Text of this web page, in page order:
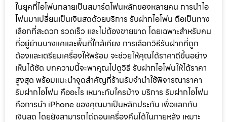
ในยุคที่ไอโฟนกลายเป็นสมาร์ตโฟนหลักของหลายคน การนำไอ
โฟนมาเปลี่ยนเป็นเงินสดด้วยบริการ รับฝากไอโฟน ถือเป็นทาง
เลือกที่สะดวก รวดเร็ว และไม่ต้องขายขาด โดยเฉพาะสำหรับคน
ที่อยู่ย่านบางแคและพื้นที่ใกล้เคียง การเลือกวิธีรับฝากที่ถูก
ต้องและเตรียมเครื่องให้พร้อม จะช่วยให้คุณได้ราคาดีขึ้นอย่าง
เห็นได้ชัด บทความนี้จะพาคุณไปดูวิธี รับฝากไอโฟนให้ได้ราคา
สูงสุด พร้อมแนะนำจุดสำคัญที่ร้านรับจำนำใช้พิจารณาราคา
รับฝากไอโฟน คืออะไร เหมาะกับใครบ้าง บริการ รับฝากไอโฟน
คือการนำ iPhone ของคุณมาเป็นหลักประกัน เพื่อแลกกับ
เงินสด โดยยังสามารถไถ่ถอนเครื่องคืนได้ในภายหลัง เหมาะ